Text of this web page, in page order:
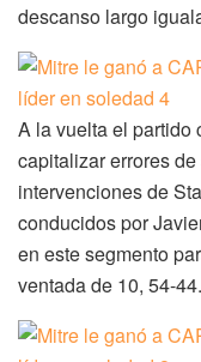
descanso largo
A la vuelta el partido
capitalizar errores
intervenciones de
conducidos por
en este segmento
ventada de 10, 54-44.